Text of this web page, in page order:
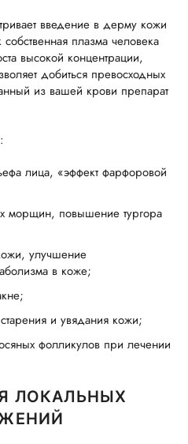
введение в дерму кожи
плазма человека
высокой концентрации,
добиться превосходных
из вашей крови препарат
лица, «эффект фарфоровой
морщин, повышение тургора
улучшение
в коже;
и увядания кожи;
фолликулов при лечении
ЛОКАЛЬНЫХ